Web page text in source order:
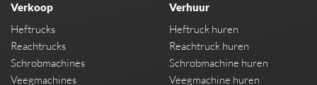
Verkoop
Heftrucks
Reachtrucks
Schrobmachines
Veegmachines
Verhuur
Heftruck huren
Reachtruck huren
Schrobmachine huren
Veegmachine huren